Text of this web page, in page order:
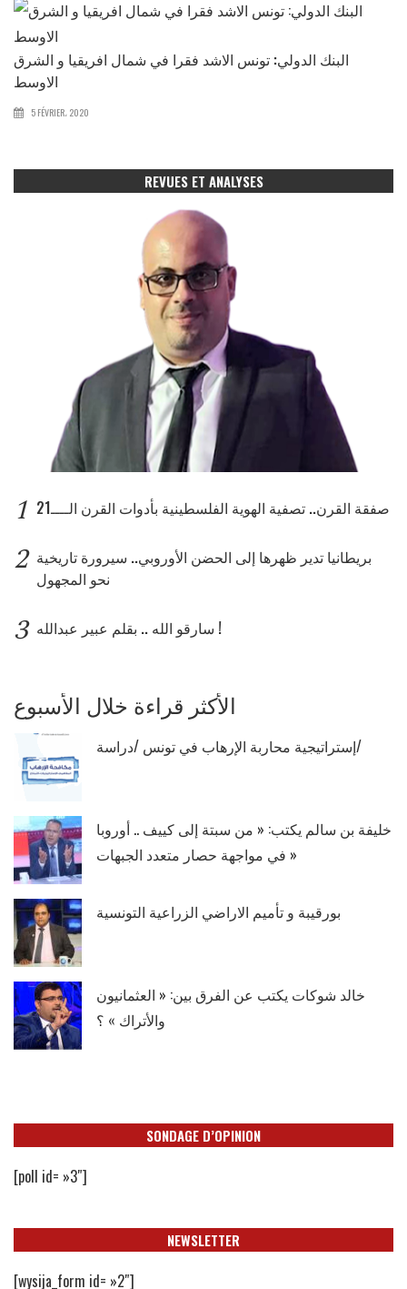
البنك الدولي: تونس الاشد فقرا في شمال افريقيا و الشرق
الاوسط
5 FÉVRIER، 2020
REVUES ET ANALYSES
1 صفقة القرن.. تصفية الهوية الفلسطينية بأدوات القرن الــــ21
2 بريطانيا تدير ظهرها إلى الحضن الأوروبي.. سيرورة تاريخية
نحو المجهول
3 سارقو الله .. بقلم عبير عبدالله !
الأكثر قراءة خلال الأسبوع
إستراتيجية محاربة الإرهاب في تونس /دراسة/
خليفة بن سالم يكتب: « من سبتة إلى كييف .. أوروبا
في مواجهة حصار متعدد الجبهات »
بورقيبة و تأميم الاراضي الزراعية التونسية
خالد شوكات يكتب عن الفرق بين: « العثمانيون
والأتراك » ؟
SONDAGE D’OPINION
[poll id= »3″]
NEWSLETTER
[wysija_form id= »2″]